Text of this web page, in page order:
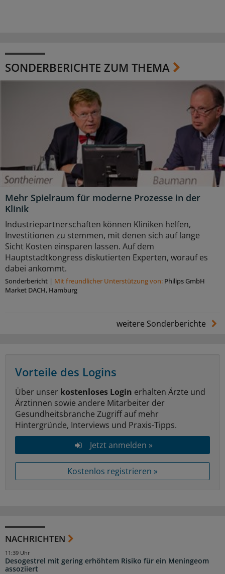
SONDERBERICHTE ZUM THEMA
Mehr Spielraum für moderne Prozesse in der
Klinik
Industriepartnerschaften können Kliniken helfen,
Investitionen zu stemmen, mit denen sich auf lange
Sicht Kosten einsparen lassen. Auf dem
Hauptstadtkongress diskutierten Experten, worauf es
dabei ankommt.
Sonderbericht | Mit freundlicher Unterstützung von: Philips GmbH
Market DACH, Hamburg
weitere Sonderberichte
Vorteile des Logins
Über unser kostenloses Login erhalten Ärzte und
Ärztinnen sowie andere Mitarbeiter der
Gesundheitsbranche Zugriff auf mehr
Hintergründe, Interviews und Praxis-Tipps.
Jetzt anmelden »
Kostenlos registrieren »
NACHRICHTEN
Desogestrel mit gering erhöhtem Risiko für ein Meningeom
assoziiert
11:39 Uhr